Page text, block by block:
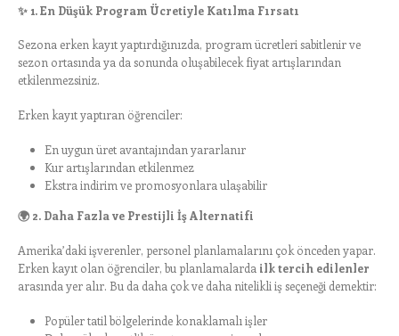
✨ 1. En Düşük Program Ücretiyle Katılma Fırsatı
Sezona erken kayıt yaptırdığınızda, program ücretleri sabitlenir ve
sezon ortasında ya da sonunda oluşabilecek fiyat artışlarından
etkilenmezsiniz.
Erken kayıt yaptıran öğrenciler:
En uygun üret avantajından yararlanır
Kur artışlarından etkilenmez
Ekstra indirim ve promosyonlara ulaşabilir
🌍 2. Daha Fazla ve Prestijli İş Alternatifi
Amerika’daki işverenler, personel planlamalarını çok önceden yapar.
Erken kayıt olan öğrenciler, bu planlamalarda ilk tercih edilenler
arasında yer alır. Bu da daha çok ve daha nitelikli iş seçeneği demektir:
Popüler tatil bölgelerinde konaklamalı işler